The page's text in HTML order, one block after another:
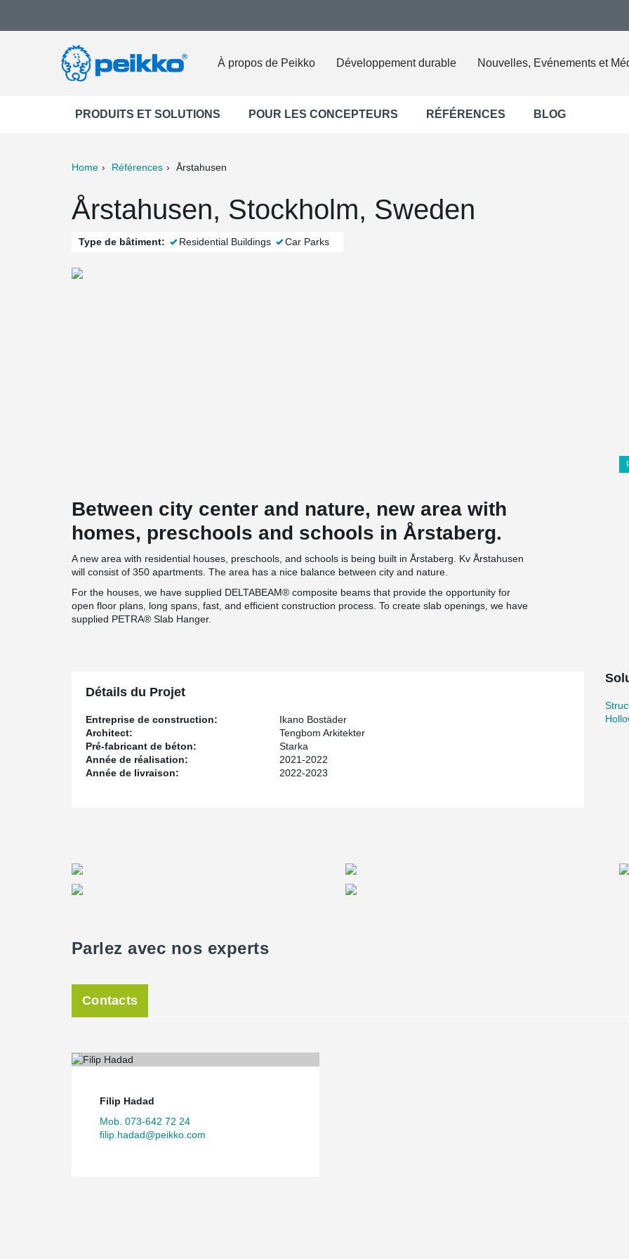
À propos de Peikko Développement durable Nouvelles, Evénements et
PRODUITS ET SOLUTIONS POUR LES CONCEPTEURS RÉFÉRENCES BLOG
Home Références Årstahusen
Årstahusen, Stockholm, Sweden
Type de bâtiment: Residential Buildings Car Parks
Between city center and nature, new area with
homes, preschools and schools in Årstaberg.
A new area with residential houses, preschools, and schools is being built in Årstaberg. Kv Årstahusen
will consist of 350 apartments. The area has a nice balance between city and nature.
For the houses, we have supplied DELTABEAM® composite beams that provide the opportunity for
open floor plans, long spans, fast, and efficient construction process. To create slab openings, we have
supplied PETRA® Slab Hanger.
Détails du Projet
Entreprise de construction:
Ikano Bostäder
Architect:
Tengbom Arkitekter
Pré-fabricant de béton:
Starka
Année de réalisation:
2021-2022
Année de livraison:
2022-2023
Parlez avec nos experts
Contacts
Filip Hadad
Mob. 073-642 72 24
filip.hadad@peikko.com